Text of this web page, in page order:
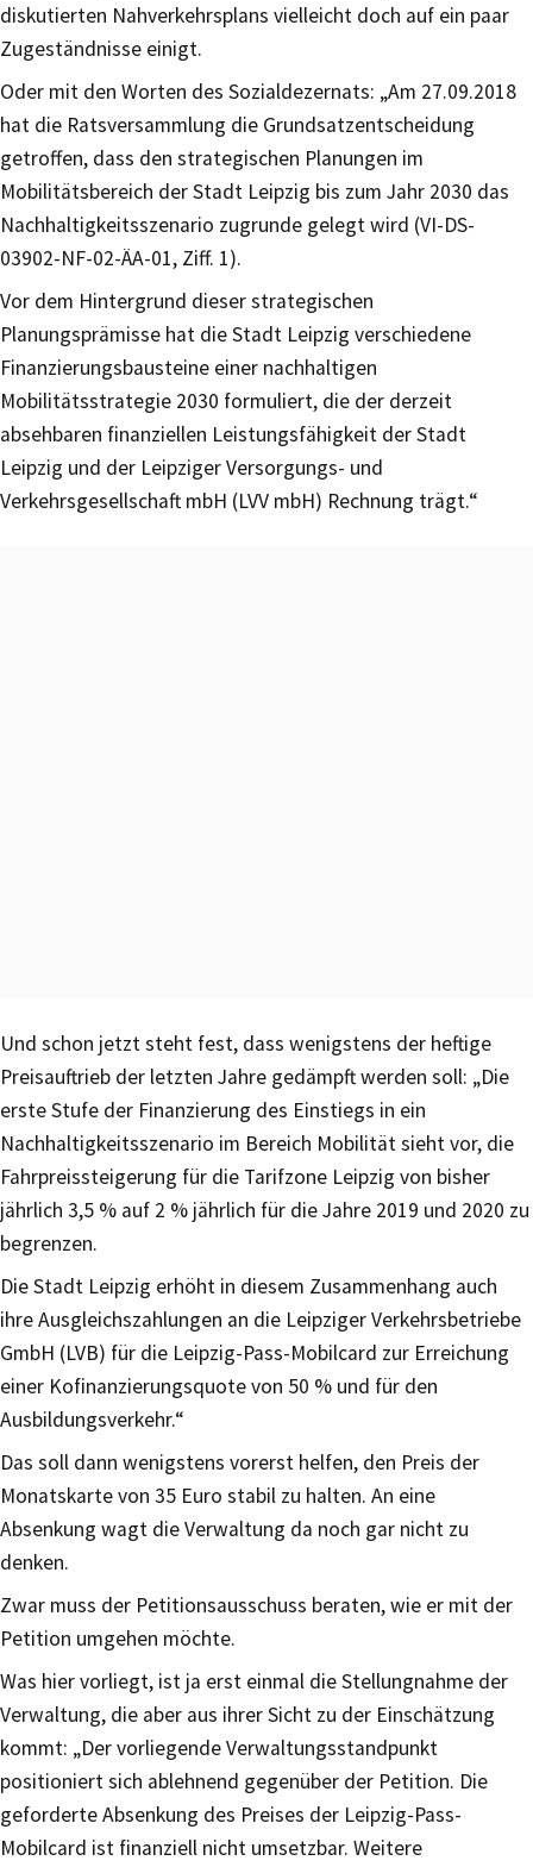
diskutierten Nahverkehrsplans vielleicht doch auf ein paar
Zugeständnisse einigt.
Oder mit den Worten des Sozialdezernats: „Am 27.09.2018
hat die Ratsversammlung die Grundsatzentscheidung
getroffen, dass den strategischen Planungen im
Mobilitätsbereich der Stadt Leipzig bis zum Jahr 2030 das
Nachhaltigkeitsszenario zugrunde gelegt wird (VI-DS-
03902-NF-02-ÄA-01, Ziff. 1).
Vor dem Hintergrund dieser strategischen
Planungsprämisse hat die Stadt Leipzig verschiedene
Finanzierungsbausteine einer nachhaltigen
Mobilitätsstrategie 2030 formuliert, die der derzeit
absehbaren finanziellen Leistungsfähigkeit der Stadt
Leipzig und der Leipziger Versorgungs- und
Verkehrsgesellschaft mbH (LVV mbH) Rechnung trägt.“
Und schon jetzt steht fest, dass wenigstens der heftige
Preisauftrieb der letzten Jahre gedämpft werden soll: „Die
erste Stufe der Finanzierung des Einstiegs in ein
Nachhaltigkeitsszenario im Bereich Mobilität sieht vor, die
Fahrpreissteigerung für die Tarifzone Leipzig von bisher
jährlich 3,5 % auf 2 % jährlich für die Jahre 2019 und 2020 zu
begrenzen.
Die Stadt Leipzig erhöht in diesem Zusammenhang auch
ihre Ausgleichszahlungen an die Leipziger Verkehrsbetriebe
GmbH (LVB) für die Leipzig-Pass-Mobilcard zur Erreichung
einer Kofinanzierungsquote von 50 % und für den
Ausbildungsverkehr.“
Das soll dann wenigstens vorerst helfen, den Preis der
Monatskarte von 35 Euro stabil zu halten. An eine
Absenkung wagt die Verwaltung da noch gar nicht zu
denken.
Zwar muss der Petitionsausschuss beraten, wie er mit der
Petition umgehen möchte.
Was hier vorliegt, ist ja erst einmal die Stellungnahme der
Verwaltung, die aber aus ihrer Sicht zu der Einschätzung
kommt: „Der vorliegende Verwaltungsstandpunkt
positioniert sich ablehnend gegenüber der Petition. Die
geforderte Absenkung des Preises der Leipzig-Pass-
Mobilcard ist finanziell nicht umsetzbar. Weitere